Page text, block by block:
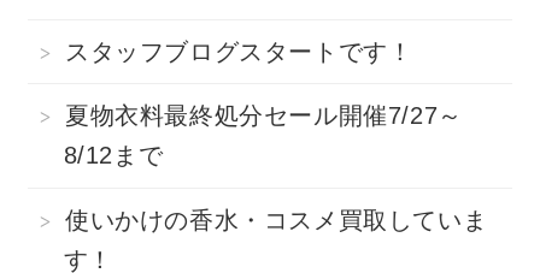
スタッフブログスタートです！
夏物衣料最終処分セール開催7/27～
8/12まで
使いかけの香水・コスメ買取していま
す！